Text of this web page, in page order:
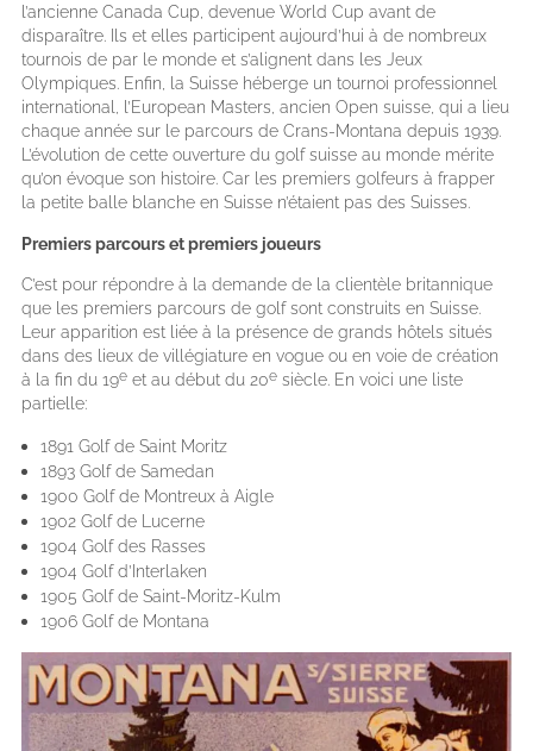
l’ancienne Canada Cup, devenue World Cup avant de
disparaître. Ils et elles participent aujourd’hui à de nombreux
tournois de par le monde et s’alignent dans les Jeux
Olympiques. Enfin, la Suisse héberge un tournoi professionnel
international, l’European Masters, ancien Open suisse, qui a lieu
chaque année sur le parcours de Crans-Montana depuis 1939.
L’évolution de cette ouverture du golf suisse au monde mérite
qu’on évoque son histoire. Car les premiers golfeurs à frapper
la petite balle blanche en Suisse n’étaient pas des Suisses.
Premiers parcours et premiers joueurs
C’est pour répondre à la demande de la clientèle britannique
que les premiers parcours de golf sont construits en Suisse.
Leur apparition est liée à la présence de grands hôtels situés
dans des lieux de villégiature en vogue ou en voie de création
à la fin du 19e et au début du 20e siècle. En voici une liste
partielle:
1891 Golf de Saint Moritz
1893 Golf de Samedan
1900 Golf de Montreux à Aigle
1902 Golf de Lucerne
1904 Golf des Rasses
1904 Golf d’Interlaken
1905 Golf de Saint-Moritz-Kulm
1906 Golf de Montana